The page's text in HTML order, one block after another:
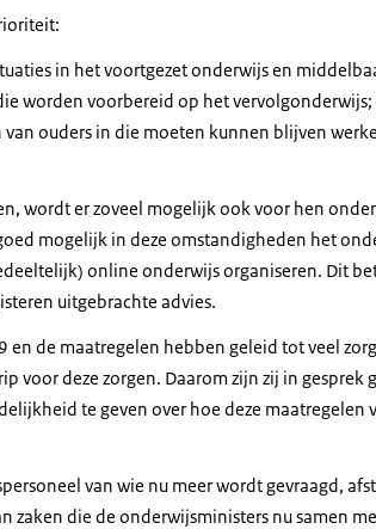
in het voortgezet onderwijs en
worden voorbereid op het vervolgonderwijs;
ouders in die moeten kunnen blijven
wordt er zoveel mogelijk ook voor hen
mogelijk in deze omstandigheden het
online onderwijs organiseren. Dit
uitgebrachte advies.
en de maatregelen hebben geleid tot veel
voor deze zorgen. Daarom zijn zij in gesprek
te geven over hoe deze maatregelen
van wie nu meer wordt gevraagd,
zaken die de onderwijsministers nu samen